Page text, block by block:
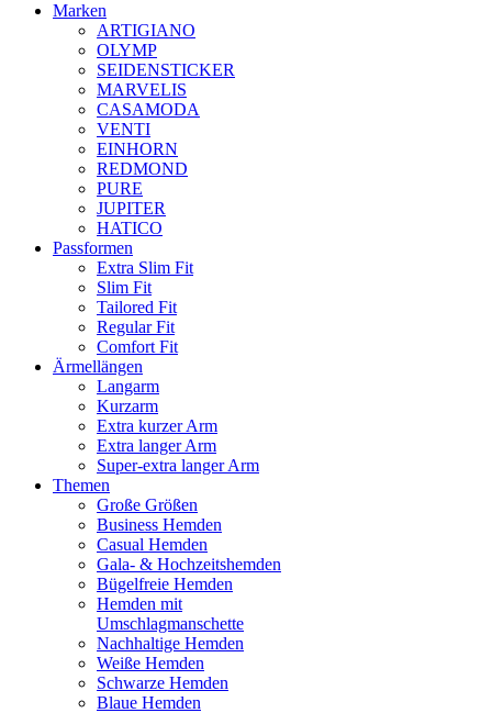
Marken
ARTIGIANO
OLYMP
SEIDENSTICKER
MARVELIS
CASAMODA
VENTI
EINHORN
REDMOND
PURE
JUPITER
HATICO
Passformen
Extra Slim Fit
Slim Fit
Tailored Fit
Regular Fit
Comfort Fit
Ärmellängen
Langarm
Kurzarm
Extra kurzer Arm
Extra langer Arm
Super-extra langer Arm
Themen
Große Größen
Business Hemden
Casual Hemden
Gala- & Hochzeitshemden
Bügelfreie Hemden
Hemden mit
Umschlagmanschette
Nachhaltige Hemden
Weiße Hemden
Schwarze Hemden
Blaue Hemden